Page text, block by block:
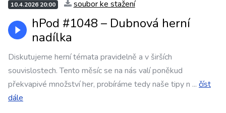
10.4.2026 20:00 soubor ke stažení
hPod #1048 – Dubnová herní
nadílka
Diskutujeme herní témata pravidelně a v širších
souvislostech. Tento měsíc se na nás valí poněkud
překvapivé množství her, probíráme tedy naše tipy n ... číst
dále